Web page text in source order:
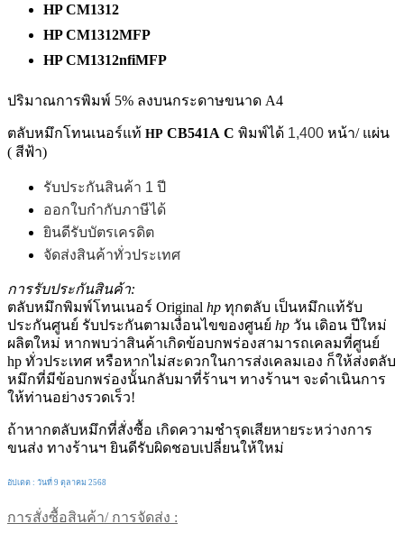
HP CM1312
HP CM1312MFP
HP CM1312nfiMFP
ปริมาณการพิมพ์ 5% ลงบนกระดาษขนาด A4
ตลับหมึกโทนเนอร์แท้ HP CB541A C พิมพ์ได้ 1,400 หน้า/ แผ่น
( สีฟ้า)
รับประกันสินค้า 1 ปี
ออกใบกำกับภาษีได้
ยินดีรับบัตรเครดิต
จัดส่งสินค้าทั่วประเทศ
การรับประกันสินค้า:
ตลับหมึกพิมพ์โทนเนอร์ Original hp ทุกตลับ เป็นหมึกแท้รับ
ประกันศูนย์ รับประกันตามเงื่อนไขของศูนย์ hp วัน เดิอน ปีใหม่
ผลิตใหม่ หากพบว่าสินค้าเกิดข้อบกพร่องสามารถเคลมที่ศูนย์
hp ทั่วประเทศ หรือหากไม่สะดวกในการส่งเคลมเอง ก็ให้ส่งตลับ
หมึกที่มีข้อบกพร่องนั้นกลับมาที่ร้านฯ ทางร้านฯ จะดำเนินการ
ให้ท่านอย่างรวดเร็ว!
ถ้าหากตลับหมึกที่สั่งซื้อ เกิดความชำรุดเสียหายระหว่างการ
ขนส่ง ทางร้านฯ ยินดีรับผิดชอบเปลี่ยนให้ใหม่
อัปเดต : วันที่ 9 ตุลาคม 2568
การสั่งซื้อสินค้า/ การจัดส่ง :